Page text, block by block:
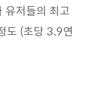
유저들의 최고
도 (초당 3.9연